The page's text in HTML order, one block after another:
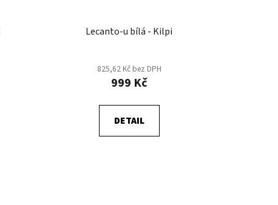
Lecanto-u bílá - Kilpi
825,62 Kč bez DPH
999 Kč
DETAIL